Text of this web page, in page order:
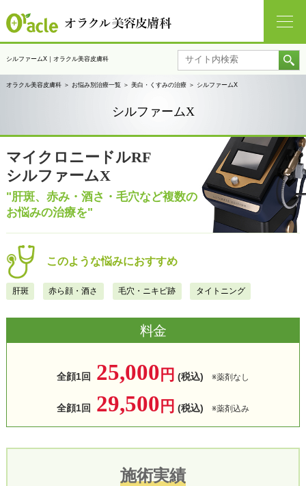
シルファームX｜オラクル美容皮膚科
オラクル美容皮膚科＞ お悩み別治療一覧＞ 美白・くすみの治療＞ シルファームX
シルファームX
マイクロニードルRF
シルファームX
"肝斑、赤み・酒さ・毛穴など複数の
お悩みの治療を"
このような悩みにおすすめ
肝斑 赤ら顔・酒さ 毛穴・ニキビ跡 タイトニング
料金​
全顔1回 25,000 円 (税込) ※薬剤なし
全顔1回 29,500 円 (税込) ※薬剤込み
施術実績